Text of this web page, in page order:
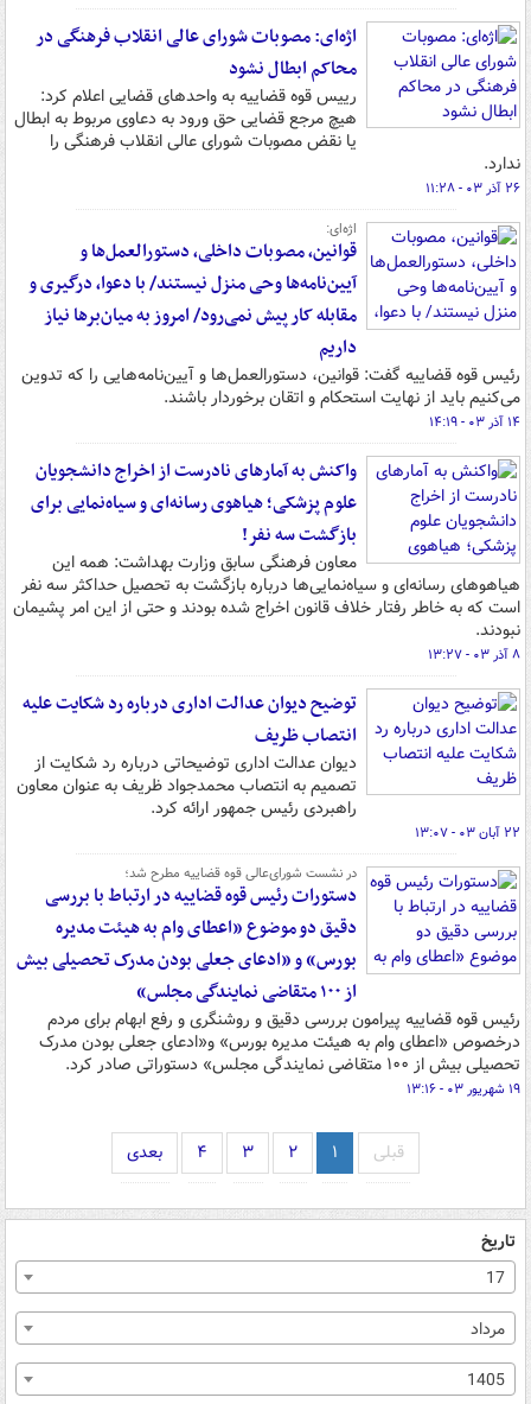
اژه‌ای: مصوبات شورای عالی انقلاب فرهنگی در
محاکم ابطال نشود
رییس قوه قضاییه به واحدهای قضایی اعلام کرد:
هیچ مرجع قضایی حق ورود به دعاوی مربوط به ابطال
یا نقض مصوبات شورای عالی انقلاب فرهنگی را
ندارد.
۲۶ آذر ۰۳ - ۱۱:۲۸
اژه‌ای:
قوانین، مصوبات داخلی، دستورالعمل‌ها و
آیین‌نامه‌ها وحی منزل نیستند/ با دعوا، درگیری و
مقابله کار پیش نمی‌رود/ امروز به میان‌برها نیاز
داریم
رئیس قوه قضاییه گفت: قوانین، دستورالعمل‌ها و آیین‌نامه‌هایی را که تدوین
می‌کنیم باید از نهایت استحکام و اتقان برخوردار باشند.
۱۴ آذر ۰۳ - ۱۴:۱۹
واکنش به آمارهای نادرست از اخراج دانشجویان
علوم پزشکی؛ هیاهوی رسانه‌ای و سیاه‌نمایی‌ برای
بازگشت سه نفر!
معاون فرهنگی سابق وزارت بهداشت: همه این
هیاهوهای رسانه‌ای و سیاه‌نمایی‌ها درباره بازگشت به تحصیل حداکثر سه نفر
است که به خاطر رفتار خلاف قانون اخراج شده بودند و حتی از این امر پشیمان
نبودند.
۸ آذر ۰۳ - ۱۳:۲۷
توضیح دیوان عدالت اداری درباره رد شکایت علیه
انتصاب ظریف
دیوان عدالت اداری توضیحاتی درباره رد شکایت از
تصمیم به انتصاب محمدجواد ظریف به عنوان معاون
راهبردی رئیس جمهور ارائه کرد.
۲۲ آبان ۰۳ - ۱۳:۰۷
در نشست شورای‌عالی قوه قضاییه مطرح شد؛
دستورات رئیس قوه قضاییه در ارتباط با بررسی
دقیق دو موضوع «اعطای وام به هیئت مدیره
بورس» و «ادعای جعلی بودن مدرک تحصیلی بیش
از ۱۰۰ متقاضی نمایندگی مجلس»
رئیس قوه قضاییه پیرامون بررسی دقیق و روشنگری و رفع ابهام برای مردم
درخصوص «اعطای وام به هیئت مدیره بورس» و«ادعای جعلی بودن مدرک
تحصیلی بیش از ۱۰۰ متقاضی نمایندگی مجلس» دستوراتی صادر کرد.
۱۹ شهریور ۰۳ - ۱۳:۱۶
قبلی ۱ ۲ ۳ ۴ بعدی
تاریخ
17
مرداد
1405